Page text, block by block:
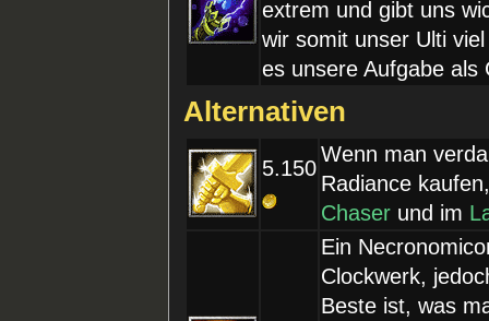
extrem und gibt uns
wir somit unser Ulti
es unsere Aufgabe als
Alternativen
5.150
Wenn man
Radiance
Chaser und im
Ein
Clockwerk,
Beste ist, was